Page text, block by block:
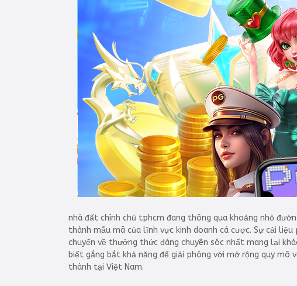
nhà đất chính chủ tphcm đang thông qua khoảng nhỏ
thành mẫu mã của lĩnh vực kinh doanh cá cược. Sự cải
chuyển về thưởng thức đáng chuyên sóc nhất mang lại
biết gắng bắt khả năng để giải phóng với mở rộng quy
thành tại Việt Nam.